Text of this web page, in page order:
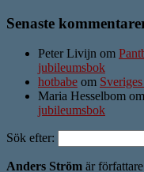
Senaste
Peter Livijn om
jubileumsbok
hotbabe om
Maria Hesselbom om
jubileumsbok
Sök efter:
Anders Ström är